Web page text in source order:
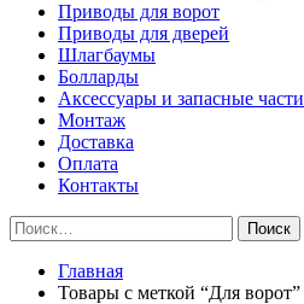
Приводы для ворот
Приводы для дверей
Шлагбаумы
Болларды
Аксессуары и запасные части
Монтаж
Доставка
Оплата
Контакты
Найти:
Главная
Товары с меткой “Для ворот”